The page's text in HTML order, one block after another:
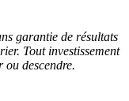
garantie de résultats
Tout investissement
ou descendre.